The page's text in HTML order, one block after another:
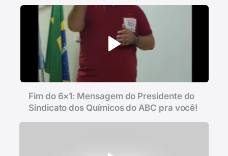
Fim do 6×1: Mensagem do Presidente do
Sindicato dos Químicos do ABC pra você!